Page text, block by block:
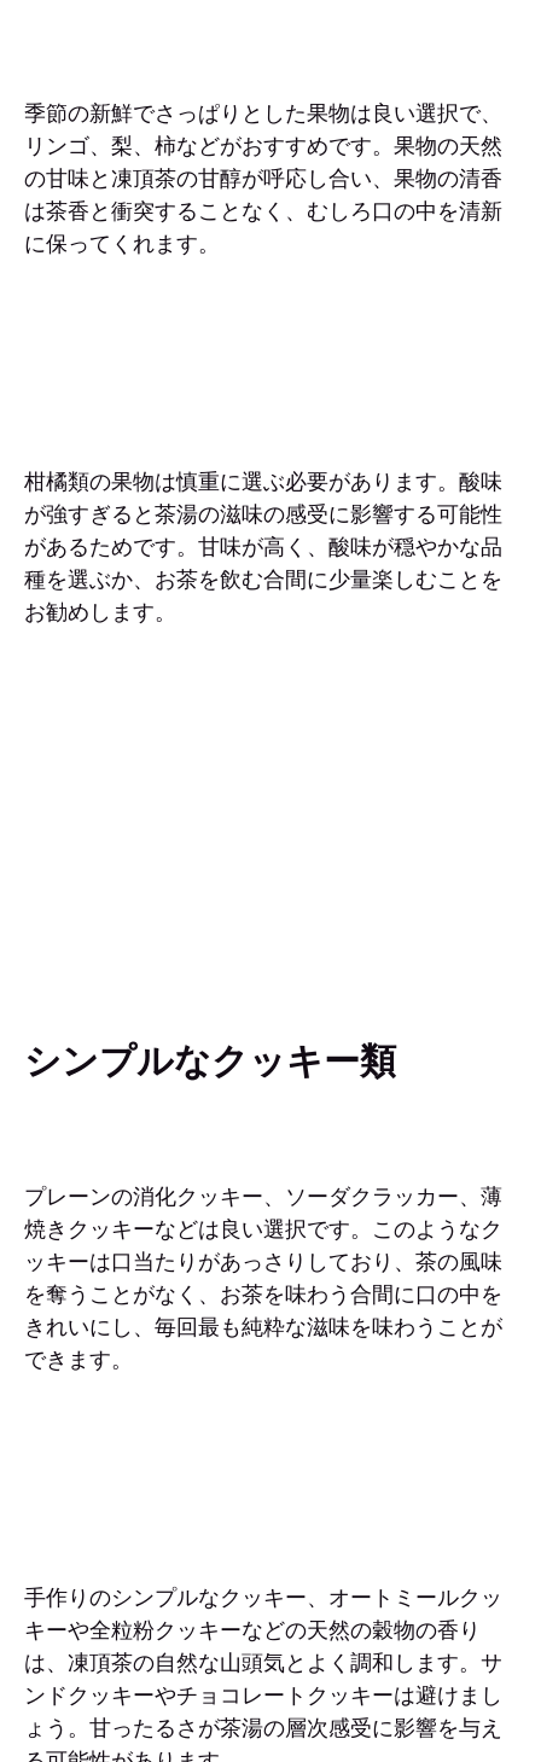
季節の新鮮でさっぱりとした果物は良い選択で、
リンゴ、梨、柿などがおすすめです。果物の天然
の甘味と凍頂茶の甘醇が呼応し合い、果物の清香
は茶香と衝突することなく、むしろ口の中を清新
に保ってくれます。
柑橘類の果物は慎重に選ぶ必要があります。酸味
が強すぎると茶湯の滋味の感受に影響する可能性
があるためです。甘味が高く、酸味が穏やかな品
種を選ぶか、お茶を飲む合間に少量楽しむことを
お勧めします。
シンプルなクッキー類
プレーンの消化クッキー、ソーダクラッカー、薄
焼きクッキーなどは良い選択です。このようなク
ッキーは口当たりがあっさりしており、茶の風味
を奪うことがなく、お茶を味わう合間に口の中を
きれいにし、毎回最も純粋な滋味を味わうことが
できます。
手作りのシンプルなクッキー、オートミールクッ
キーや全粒粉クッキーなどの天然の穀物の香り
は、凍頂茶の自然な山頭気とよく調和します。サ
ンドクッキーやチョコレートクッキーは避けまし
ょう。甘ったるさが茶湯の層次感受に影響を与え